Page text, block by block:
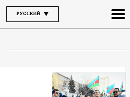
РУССКИЙ